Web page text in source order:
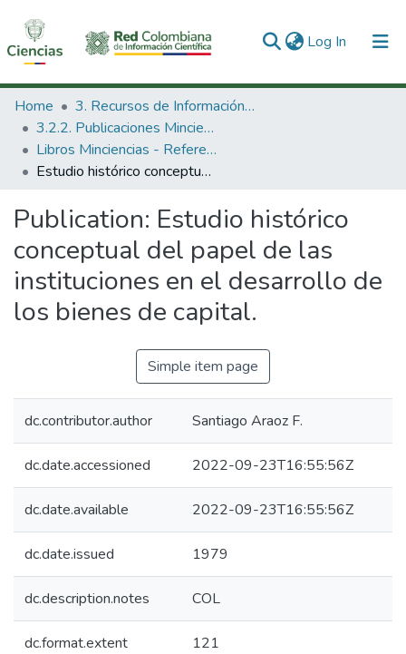
Log In (current)
Communities & Collections
All of DSpace
Statistics
Home
3. Recursos de Información Científica y Tecnológica
3.2.2. Publicaciones Minciencias
Libros Minciencias - Referenciales
Estudio histórico conceptual del papel de las instituciones en el desarrollo de los bienes de capital.
Publication: Estudio histórico
conceptual del papel de las
instituciones en el desarrollo de
los bienes de capital.
Simple item page
dc.contributor.author Santiago Araoz F.
dc.date.accessioned 2022-09-23T16:55:56Z
dc.date.available 2022-09-23T16:55:56Z
dc.date.issued 1979
dc.description.notes COL
dc.format.extent 121